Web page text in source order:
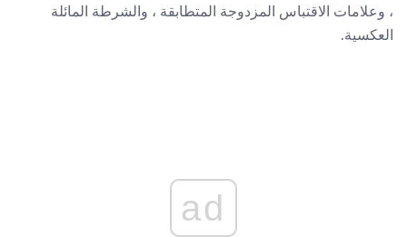
، وعلامات الاقتباس المزدوجة المتطابقة ، والشرطة المائلة
العكسية.
ad